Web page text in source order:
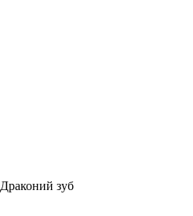
Драконий зуб